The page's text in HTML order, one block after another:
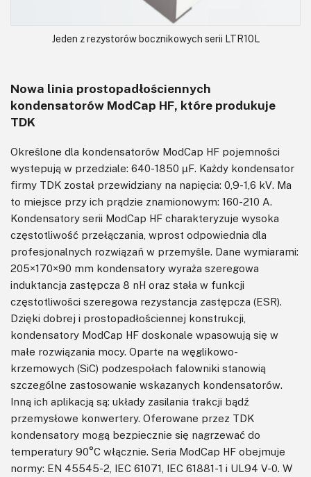
Jeden z rezystorów bocznikowych serii LTR10L
Nowa linia prostopadłościennych
kondensatorów ModCap HF, które produkuje
TDK
Określone dla kondensatorów ModCap HF pojemności
wystepują w przedziale: 640-1850 µF. Każdy kondensator
firmy TDK został przewidziany na napięcia: 0,9-1,6 kV. Ma
to miejsce przy ich prądzie znamionowym: 160-210 A.
Kondensatory serii ModCap HF charakteryzuje wysoka
częstotliwość przełączania, wprost odpowiednia dla
profesjonalnych rozwiązań w przemyśle. Dane wymiarami:
205×170×90 mm kondensatory wyraża szeregowa
induktancja zastępcza 8 nH oraz stała w funkcji
częstotliwości szeregowa rezystancja zastępcza (ESR).
Dzięki dobrej i prostopadłościennej konstrukcji,
kondensatory ModCap HF doskonale wpasowują się w
małe rozwiązania mocy. Oparte na węglikowo-
krzemowych (SiC) podzespołach falowniki stanowią
szczególne zastosowanie wskazanych kondensatorów.
Inną ich aplikacją są: układy zasilania trakcji bądź
przemysłowe konwertery. Oferowane przez TDK
kondensatory mogą bezpiecznie się nagrzewać do
temperatury 90°C włącznie. Seria ModCap HF obejmuje
normy: EN 45545-2, IEC 61071, IEC 61881-1 i UL94 V-0. W